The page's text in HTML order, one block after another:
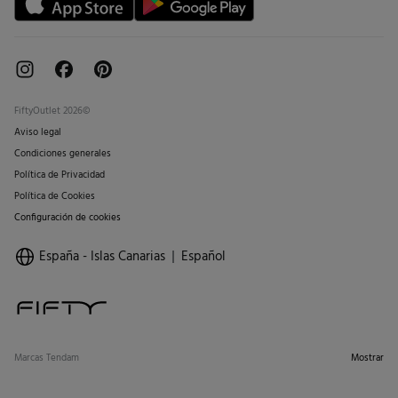
FiftyOutlet 2026©
Aviso legal
Condiciones generales
Política de Privacidad
Política de Cookies
Configuración de cookies
España - Islas Canarias Español
Marcas Tendam Mostrar